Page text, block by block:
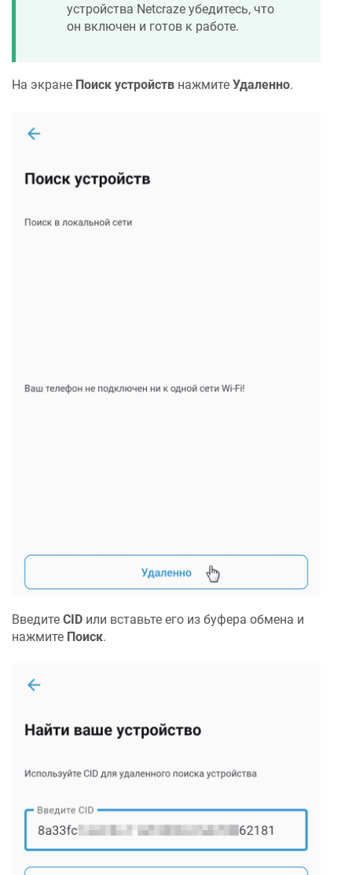
устройства Netcraze убедитесь, что
он включен и готов к работе.
На экране Поиск устройств нажмите Удаленно.
Введите CID или вставьте его из буфера обмена и
нажмите Поиск.